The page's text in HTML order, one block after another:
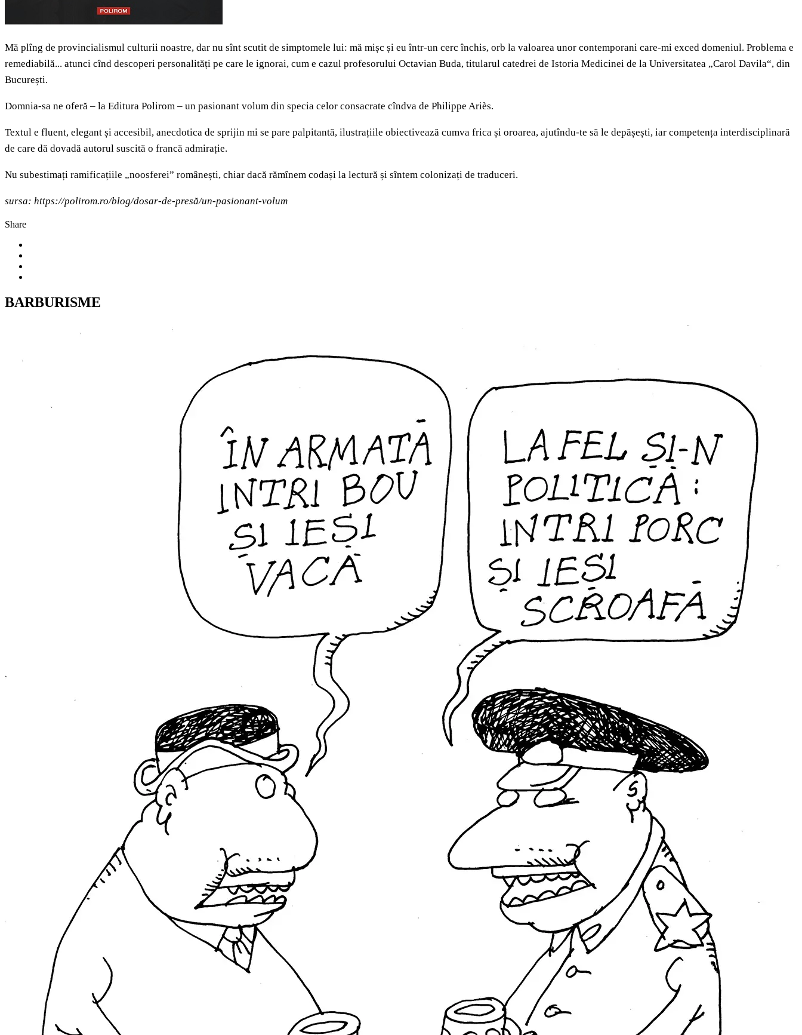
Mă plîng de provincialismul culturii noastre, dar nu sînt scutit de simptomele lui: mă mișc și eu într-un cerc închis, orb la valoarea unor contemporani care-mi exced domeniul. Problema e
remediabilă... atunci cînd descoperi personalități pe care le ignorai, cum e cazul profesorului Octavian Buda, titularul catedrei de Istoria Medicinei de la Universitatea „Carol Davila“, din
București.
Domnia-sa ne oferă – la Editura Polirom – un pasionant volum din specia celor consacrate cîndva de Philippe Ariès.
Textul e fluent, elegant și accesibil, anecdotica de sprijin mi se pare palpitantă, ilustrațiile obiectivează cumva frica și oroarea, ajutîndu-te să le depășești, iar competența interdisciplinară
de care dă dovadă autorul suscită o francă admirație.
Nu subestimați ramificațiile „noosferei” românești, chiar dacă rămînem codași la lectură și sîntem colonizați de traduceri.
sursa: https://polirom.ro/blog/dosar-de-presă/un-pasionant-volum
Share
BARBURISME